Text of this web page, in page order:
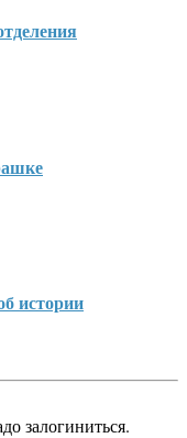
истории
залогиниться.